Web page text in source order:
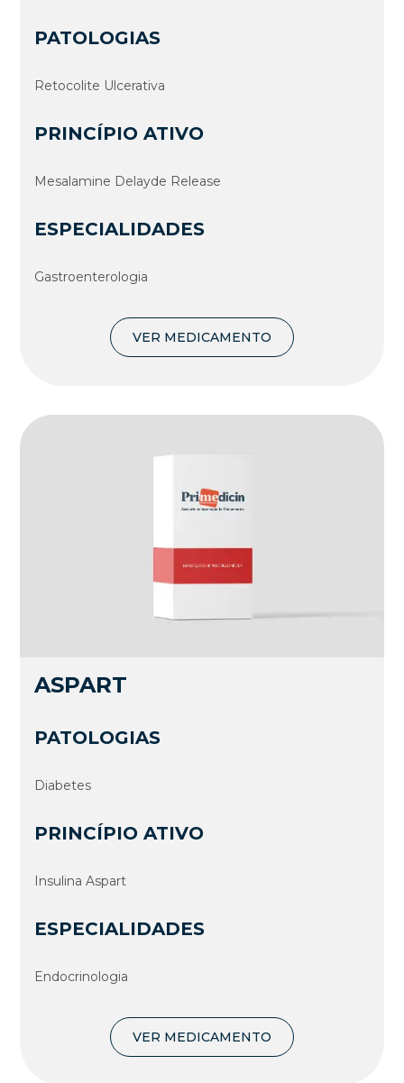
PATOLOGIAS
Retocolite Ulcerativa
PRINCÍPIO ATIVO
Mesalamine Delayde Release
ESPECIALIDADES
Gastroenterologia
VER MEDICAMENTO
ASPART
PATOLOGIAS
Diabetes
PRINCÍPIO ATIVO
Insulina Aspart
ESPECIALIDADES
Endocrinologia
VER MEDICAMENTO